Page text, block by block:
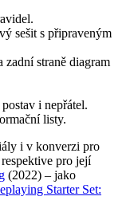
sešit s připraveným
zadní straně diagram
i nepřátel.
listy.
i v konverzi pro
pro její
(2022) – jako
Starter Set: